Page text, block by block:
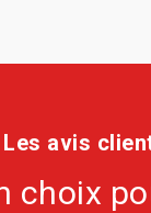
Les avis
choix